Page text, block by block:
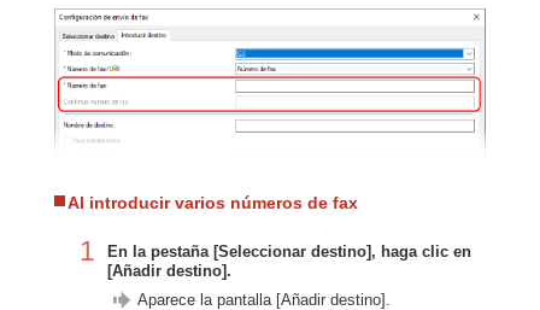
Al introducir varios números de fax
1
En la pestaña [Seleccionar destino], haga clic en
[Añadir destino].
Aparece la pantalla [Añadir destino].